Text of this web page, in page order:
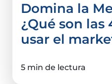
Domina la
¿Qué son las
usar el
5 min de lectura